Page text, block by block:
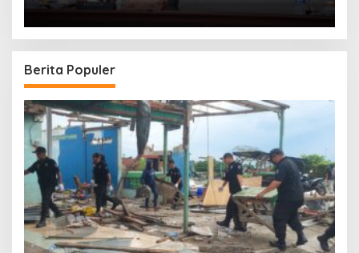
Jokowi
Berita Populer